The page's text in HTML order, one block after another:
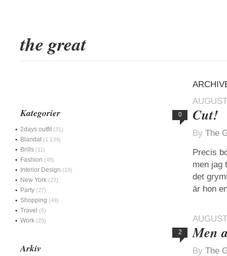
the great
0 Cut!
By The
Precis
men jag
det
är hon
2 Men
By The
Kategorier
2days outfit (31)
Blandat (1 134)
Brills (11)
Fashion (48)
Interior Design (19)
New York (22)
Party (27)
Shopping (49)
Travel (6)
Work (29)
Arkiv